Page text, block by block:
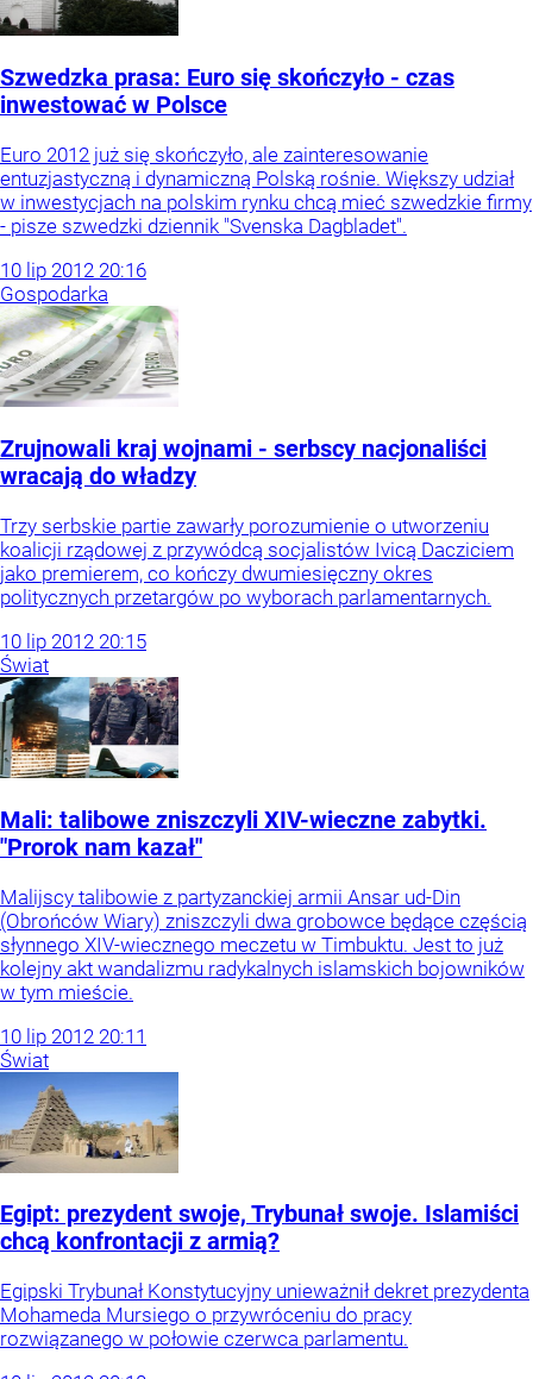
Szwedzka prasa: Euro się skończyło - czas
inwestować w Polsce
Euro 2012 już się skończyło, ale zainteresowanie
entuzjastyczną i dynamiczną Polską rośnie. Większy udział
w inwestycjach na polskim rynku chcą mieć szwedzkie firmy
- pisze szwedzki dziennik "Svenska Dagbladet".
10 lip 2012 20:16
Gospodarka
Zrujnowali kraj wojnami - serbscy nacjonaliści
wracają do władzy
Trzy serbskie partie zawarły porozumienie o utworzeniu
koalicji rządowej z przywódcą socjalistów Ivicą Dacziciem
jako premierem, co kończy dwumiesięczny okres
politycznych przetargów po wyborach parlamentarnych.
10 lip 2012 20:15
Świat
Mali: talibowe zniszczyli XIV-wieczne zabytki.
"Prorok nam kazał"
Malijscy talibowie z partyzanckiej armii Ansar ud-Din
(Obrońców Wiary) zniszczyli dwa grobowce będące częścią
słynnego XIV-wiecznego meczetu w Timbuktu. Jest to już
kolejny akt wandalizmu radykalnych islamskich bojowników
w tym mieście.
10 lip 2012 20:11
Świat
Egipt: prezydent swoje, Trybunał swoje. Islamiści
chcą konfrontacji z armią?
Egipski Trybunał Konstytucyjny unieważnił dekret prezydenta
Mohameda Mursiego o przywróceniu do pracy
rozwiązanego w połowie czerwca parlamentu.